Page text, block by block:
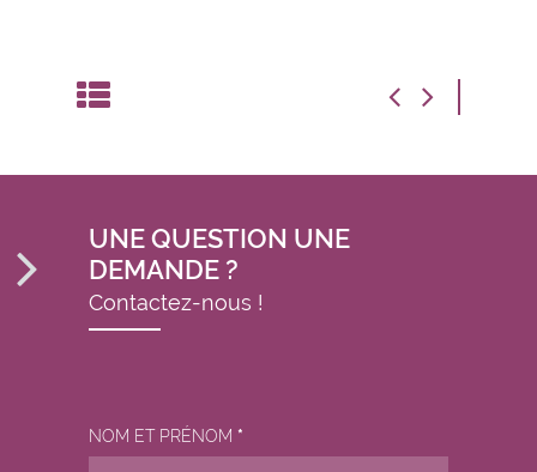
UNE QUESTION UNE
DEMANDE ?
Contactez-nous !
NOM ET PRÉNOM *